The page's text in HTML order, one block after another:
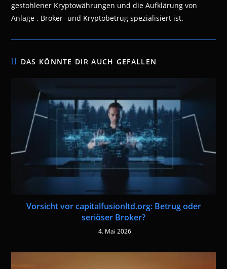
gestohlener Kryptowährungen und die Aufklärung von
Anlage-, Broker- und Kryptobetrug spezialisiert ist.
DAS KÖNNTE DIR AUCH GEFALLEN
Vorsicht vor capitalfusionltd.org: Betrug oder
seriöser Broker?
4. Mai 2026